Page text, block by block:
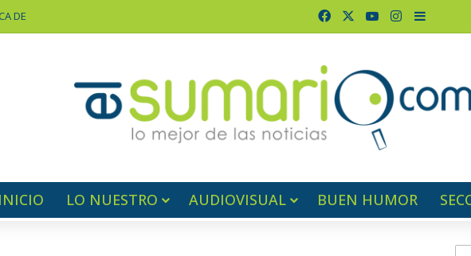
DE FacebookYouTubeInstagram
Barra
INICIO LO NUESTRO AUDIOVISUAL BUEN HUMOR